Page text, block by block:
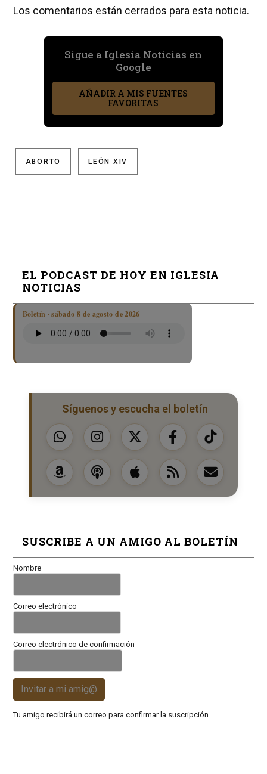
Los comentarios están cerrados para esta noticia.
Sigue a Iglesia Noticias en
Google
AÑADIR A MIS FUENTES
FAVORITAS
ABORTO LEÓN XIV
EL PODCAST DE HOY EN IGLESIA
NOTICIAS
Boletín · sábado 8 de agosto de 2026
Síguenos y escucha el boletín
SUSCRIBE A UN AMIGO AL BOLETÍN
Nombre
Correo electrónico
Correo electrónico de confirmación
Invitar a mi amig@
Tu amigo recibirá un correo para confirmar la suscripción.